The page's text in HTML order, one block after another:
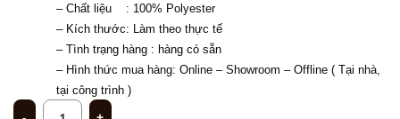
500,000₫.
– Chất liệu    : 100% Polyester
– Kích thước: Làm theo thực tế
– Tình trạng hàng : hàng có sẵn
– Hình thức mua hàng: Online – Showroom – Offline ( Tại nhà,
tại công trình )
Mành cầu vồng cản sáng giá siêu rẻ ở Đông Anh, Hà Nội WL 201 số lượng